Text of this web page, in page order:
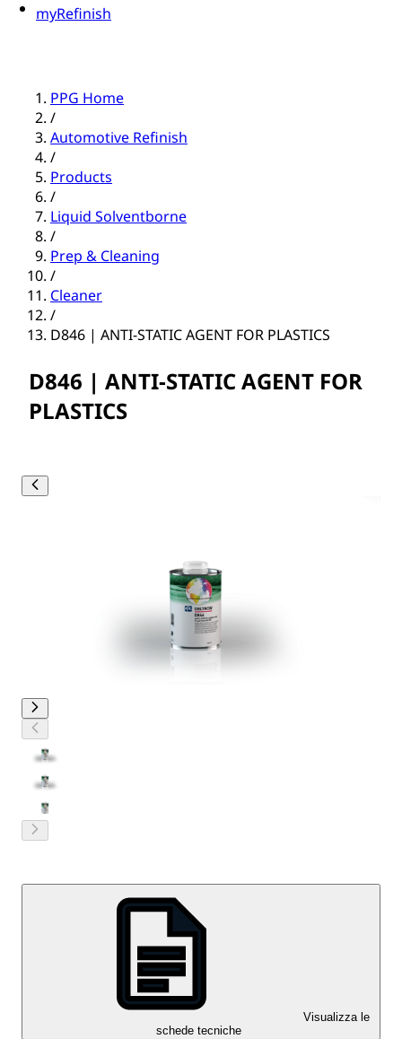
myRefinish
PPG Home
/
Automotive Refinish
/
Products
/
Liquid Solventborne
/
Prep & Cleaning
/
Cleaner
/
D846 | ANTI-STATIC AGENT FOR PLASTICS
D846 | ANTI-STATIC AGENT FOR
PLASTICS
Visualizza le
schede tecniche